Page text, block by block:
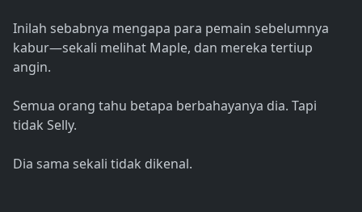
Inilah sebabnya mengapa para pemain sebelumnya
kabur—sekali melihat Maple, dan mereka tertiup
angin.
Semua orang tahu betapa berbahayanya dia. Tapi
tidak Selly.
Dia sama sekali tidak dikenal.